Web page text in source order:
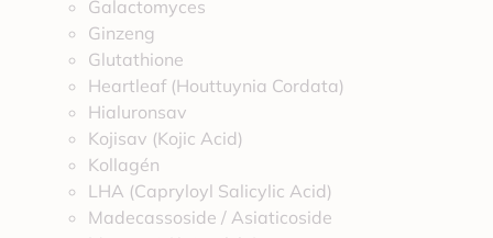
Galactomyces
Ginzeng
Glutathione
Heartleaf (Houttuynia Cordata)
Hialuronsav
Kojisav (Kojic Acid)
Kollagén
LHA (Capryloyl Salicylic Acid)
Madecassoside / Asiaticoside